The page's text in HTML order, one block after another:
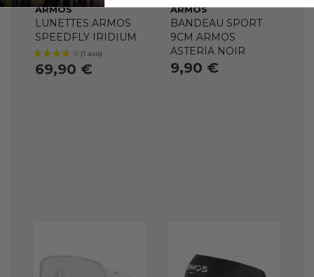
ARMOS
LUNETTES ARMOS
SPEEDFLY IRIDIUM
69,90 €
ARMOS
BANDEAU SPORT
9CM ARMOS
ASTERIA NOIR
9,90 €